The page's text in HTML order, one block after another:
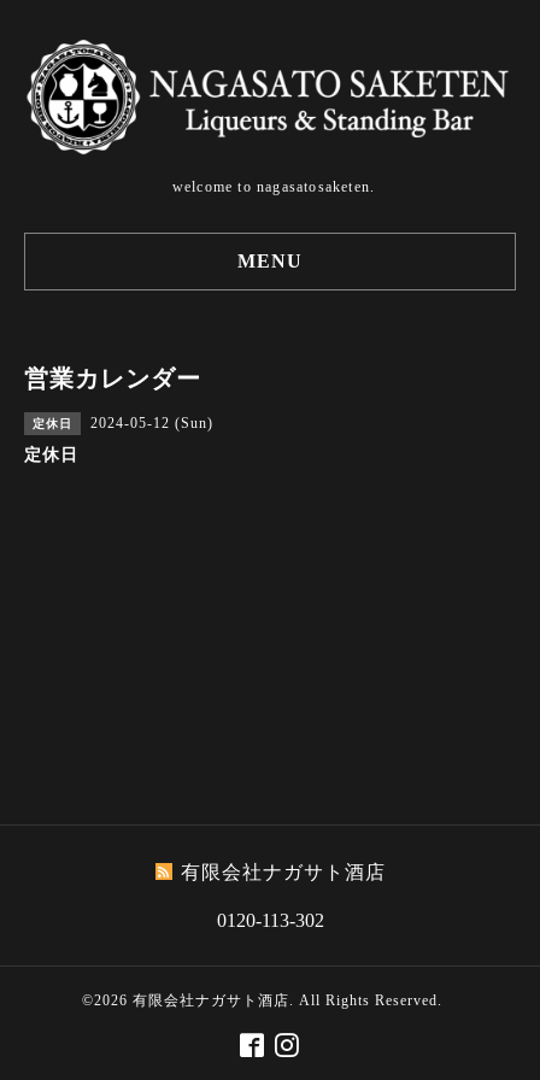
welcome to nagasatosaketen.
MENU
営業カレンダー
定休日 2024-05-12 (Sun)
定休日
有限会社ナガサト酒店
0120-113-302
©2026 有限会社ナガサト酒店. All Rights Reserved.